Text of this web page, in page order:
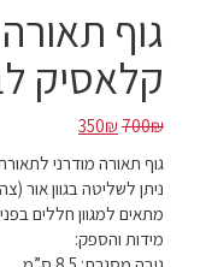
גוף
קלאסיק לבן (3
700₪
המחיר
היה:
700₪.
350₪
המחיר
הוא:
350₪.
גוף תאורה מודרני
ניתן לשליטה בגוון אור
מתאים למגוון חללים
מידות והספק: